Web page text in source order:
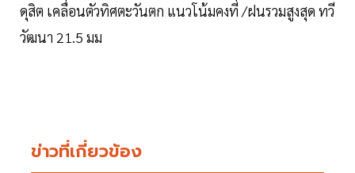
ดุสิต เคลื่อนตัวทิศตะวันตก แนวโน้มคงที่ /ฝนรวมสูงสุด ทวี
วัฒนา 21.5 มม
ข่าวที่เกี่ยวข้อง